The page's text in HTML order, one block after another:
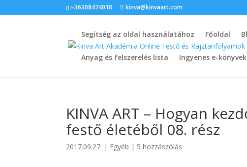
+36308474018 kinva@kinvaart.com
Segítség az oldal használatához Főoldal
Anyag és felszerelés lista Ingyenes e-
KINVA ART – Hogyan
festő életéből 08. rész
2017.09.27. | Egyéb | 5 hozzászólás